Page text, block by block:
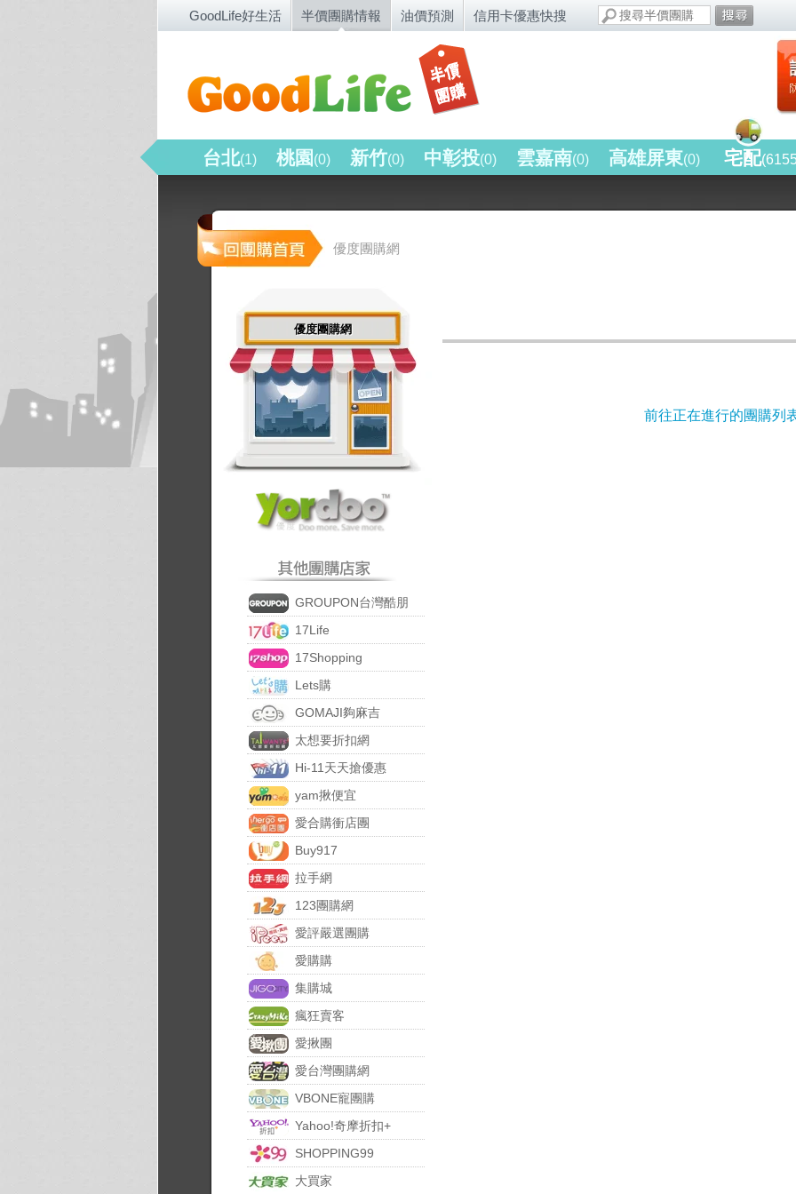
GoodLife好生活 半價團購情報 油價預測 信用卡優惠快搜
台北(1) 桃園 (0) 新竹(0) 中彰投(0) 雲嘉南(0) 高雄屏東(0) 宅配
優度團購網
優度團購網
GROUPON台灣酷朋
17Life
17Shopping
Lets購
GOMAJI夠麻吉
太想要折扣網
Hi-11天天搶優惠
yam揪便宜
愛合購衝店團
Buy917
拉手網
123團購網
愛評嚴選團購
愛購購
集購城
瘋狂賣客
愛揪團
愛台灣團購網
VBONE寵團購
Yahoo!奇摩折扣+
SHOPPING99
大買家
前往正在進行的團購列